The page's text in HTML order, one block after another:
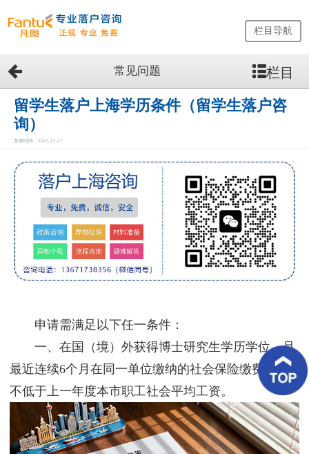
网
站
首
页
留
生
务
优
客
户
好
评
栏目导航
常见问题 栏目
留学生落户上海学历条件（留学生落户咨
询）
发表时间：2025-12-27
申请需满足以下任一条件：
一、在国（境）外获得博士研究生学历学位，且
最近连续6个月在同一单位缴纳的社会保险缴费基数
不低于上一年度本市职工社会平均工资。